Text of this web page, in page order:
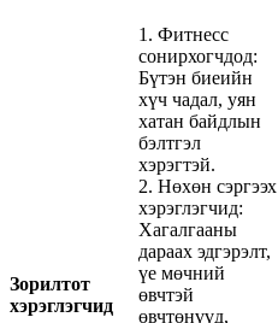
Зорилтот
хэрэглэгчид
1. Фитнесс
сонирхогчдод:
Бүтэн биеийн
хүч чадал, уян
хатан байдлын
бэлтгэл
хэрэгтэй.
2. Нөхөн сэргээх
хэрэглэгчид:
Хагалгааны
дараах эдгэрэлт,
үе мөчний
өвчтэй
өвчтөнүүд,